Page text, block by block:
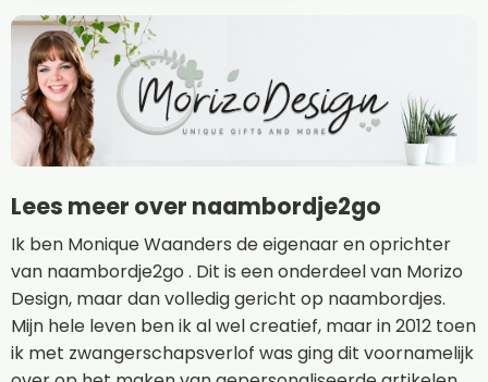
Lees meer over naambordje2go
Ik ben Monique Waanders de eigenaar en oprichter
van naambordje2go . Dit is een onderdeel van Morizo
Design, maar dan volledig gericht op naambordjes.
Mijn hele leven ben ik al wel creatief, maar in 2012 toen
ik met zwangerschapsverlof was ging dit voornamelijk